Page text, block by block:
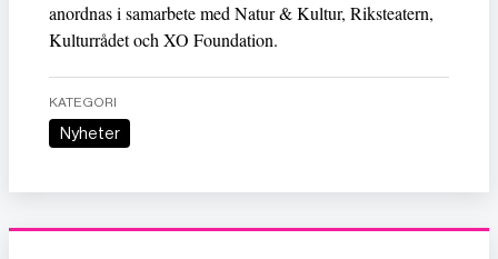
anordnas i samarbete med Natur & Kultur, Riksteatern,
Kulturrådet och XO Foundation.
KATEGORI
Nyheter